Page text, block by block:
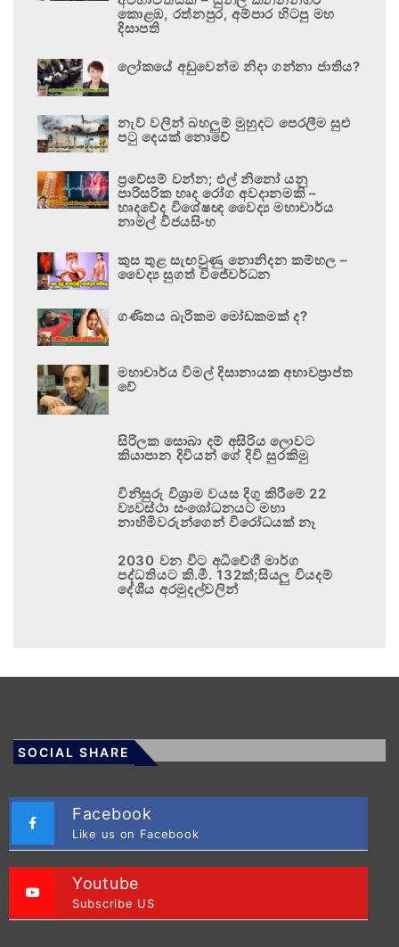
කොළඹ, රත්නපුර, අම්පාර හිටපු මහ
දිසාපති
ලෝකයේ අඩුවෙන්ම නිදා ගන්නා ජාතිය?
නැව් වලින් බහලුම් මුහුදට පෙරලීම සුළු
පටු දෙයක් නොවේ
ප්‍රවේසම් වන්න; එල් නිනෝ යනු
පාරිසරික හෘද රෝග අවදානමකි –
හෘදවේද විශේෂඥ වෛද්‍ය මහාචාර්ය
නාමල් විජයසිංහ
කුස තුළ සැඟවුණු නොනිදන කම්හල –
වෛද්‍ය සුගත් විජේවර්ධන
ගණිතය බැරිකම මෝඩකමක් ද?
මහාචාර්ය විමල් දිසානායක අභාවප්‍රාප්ත
වේ
සිරිලක සොබා දම් අසිරිය ලොවට
කියාපාන දිවියන් ගේ දිවි සුරකිමු
විනිසුරු විශ්‍රාම වයස දිගු කිරීමේ 22
ව්‍යවස්ථා සංශෝධනයට මහා
නාහිමිවරුන්ගෙන් විරෝධයක් නෑ
2030 වන විට අධිවේගී මාර්ග
පද්ධතියට කි.මී. 132ක්;සියලු වියදම්
දේශීය අරමුදල්වලින්
SOCIAL SHARE
Facebook
Like us on Facebook
Youtube
Subscribe US